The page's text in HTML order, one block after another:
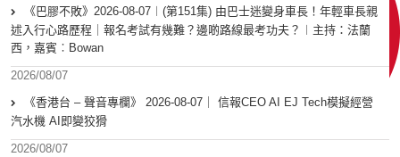
《巴膠不敗》2026-08-07︱(第151集) 由巴士迷變身車長！年輕車長親
述入行心路歷程｜報名考試有幾難？邊啲路線最考功夫？︱主持：法蘭
西，嘉賓︰Bowan
2026/08/07
《香港台 – 聲音專欄》 2026-08-07｜ 信報CEO AI EJ Tech模擬經營
汽水機 AI即變狡猾
2026/08/07